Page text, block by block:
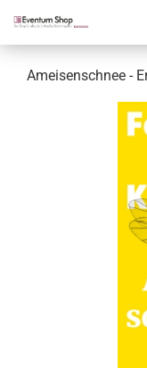
Ameisenschnee -